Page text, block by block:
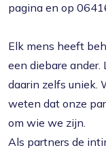
pagina en op
Elk mens heeft
een diebare
daarin zelfs uniek.
weten dat onze
om wie we zijn.
Als partners de